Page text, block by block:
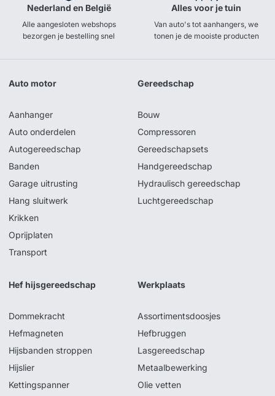
Nederland en België
Alle aangesloten webshops
bezorgen je bestelling snel
Alles voor je tuin
Van auto's tot aanhangers, we
tonen je de mooiste producten
Auto motor
Aanhanger
Auto onderdelen
Autogereedschap
Banden
Garage uitrusting
Hang sluitwerk
Krikken
Oprijplaten
Transport
Gereedschap
Bouw
Compressoren
Gereedschapsets
Handgereedschap
Hydraulisch gereedschap
Luchtgereedschap
Hef hijsgereedschap
Dommekracht
Hefmagneten
Hijsbanden stroppen
Hijslier
Kettingspanner
Werkplaats
Assortimentsdoosjes
Hefbruggen
Lasgereedschap
Metaalbewerking
Olie vetten